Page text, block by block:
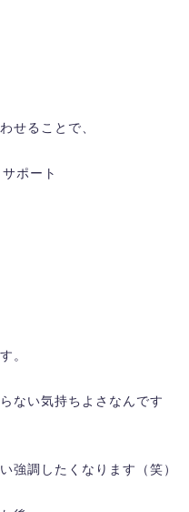
せることで、
ポート
。
ない気持ちよさなんです
強調したくなります（笑）